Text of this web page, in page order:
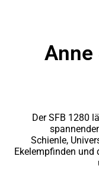
Anne
Der SFB 1280
Schienle,
Ekelempfinden und